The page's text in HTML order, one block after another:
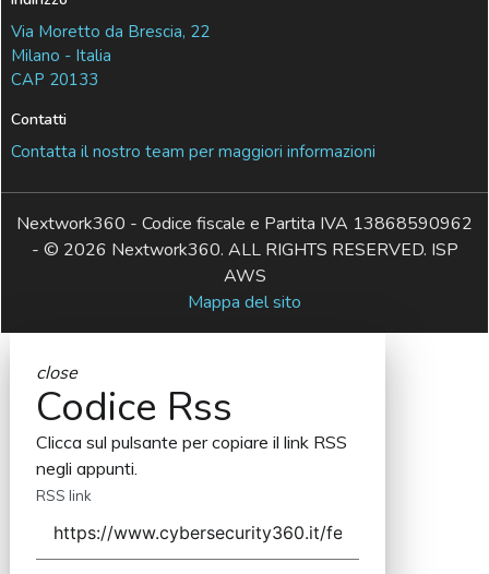
Via Moretto da Brescia, 22
Milano - Italia
CAP 20133
Contatti
Contatta il nostro team per maggiori informazioni
Nextwork360 - Codice fiscale e Partita IVA 13868590962
- © 2026 Nextwork360. ALL RIGHTS RESERVED. ISP
AWS
Mappa del sito
close
Codice Rss
Clicca sul pulsante per copiare il link RSS
negli appunti.
RSS link